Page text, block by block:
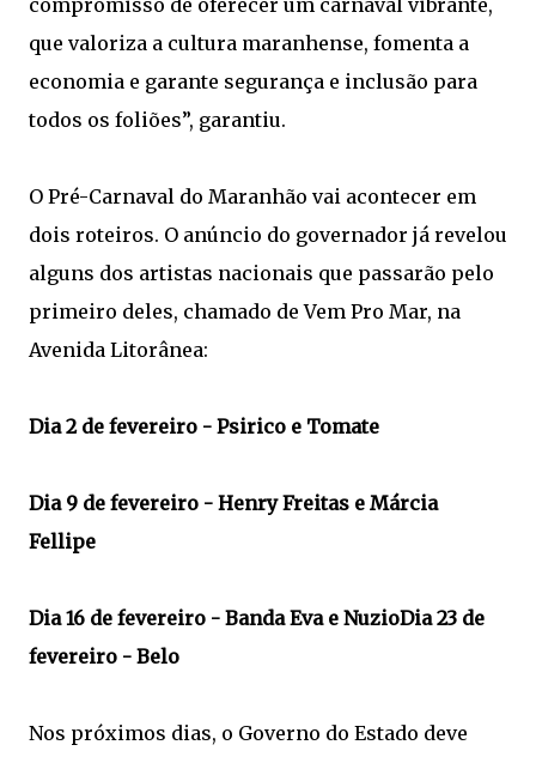
que valoriza a cultura maranhense, fomenta a
economia e garante segurança e inclusão para
todos os foliões”, garantiu.
O Pré-Carnaval do Maranhão vai acontecer em
dois roteiros. O anúncio do governador já revelou
alguns dos artistas nacionais que passarão pelo
primeiro deles, chamado de Vem Pro Mar, na
Avenida Litorânea:
Dia 2 de fevereiro - Psirico e Tomate
Dia 9 de fevereiro - Henry Freitas e Márcia
Fellipe
Dia 16 de fevereiro - Banda Eva e NuzioDia 23 de
fevereiro - Belo
Nos próximos dias, o Governo do Estado deve